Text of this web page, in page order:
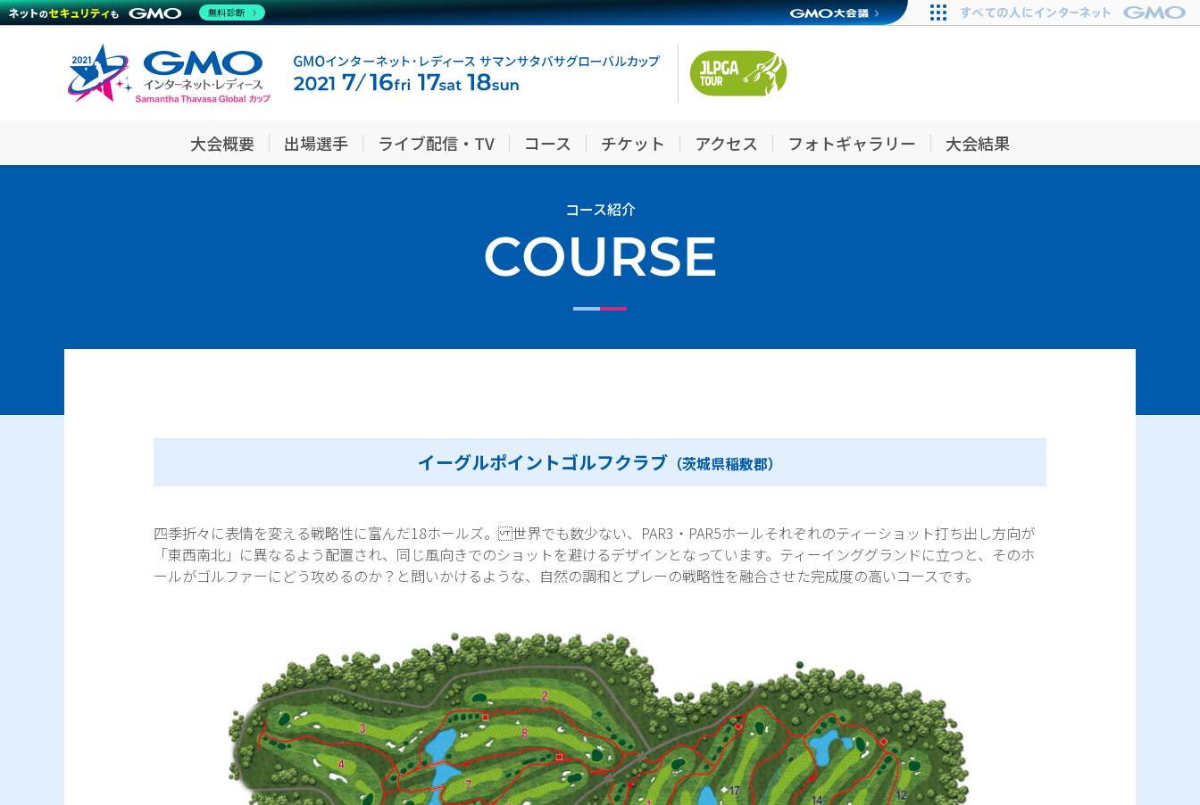
大会概要 出場選手 ライブ配信・TV コース チケット アクセス フォトギャラリー 大会結果
コース紹介
COURSE
イーグルポイントゴルフクラブ （茨城県稲敷郡）
四季折々に表情を変える戦略性に富んだ18ホールズ。 世界でも数少ない、PAR3・PAR5ホールそれぞれのティーショット打ち出し方向が
「東西南北」に異なるよう配置され、同じ風向きでのショットを避けるデザインとなっています。ティーインググランドに立つと、そのホ
ールがゴルファーにどう攻めるのか？と問いかけるような、自然の調和とプレーの戦略性を融合させた完成度の高いコースです。
無料診断